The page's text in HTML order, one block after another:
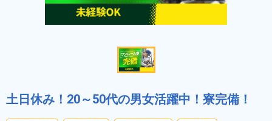
土日休み！20～50代の男女活躍中！寮完備！